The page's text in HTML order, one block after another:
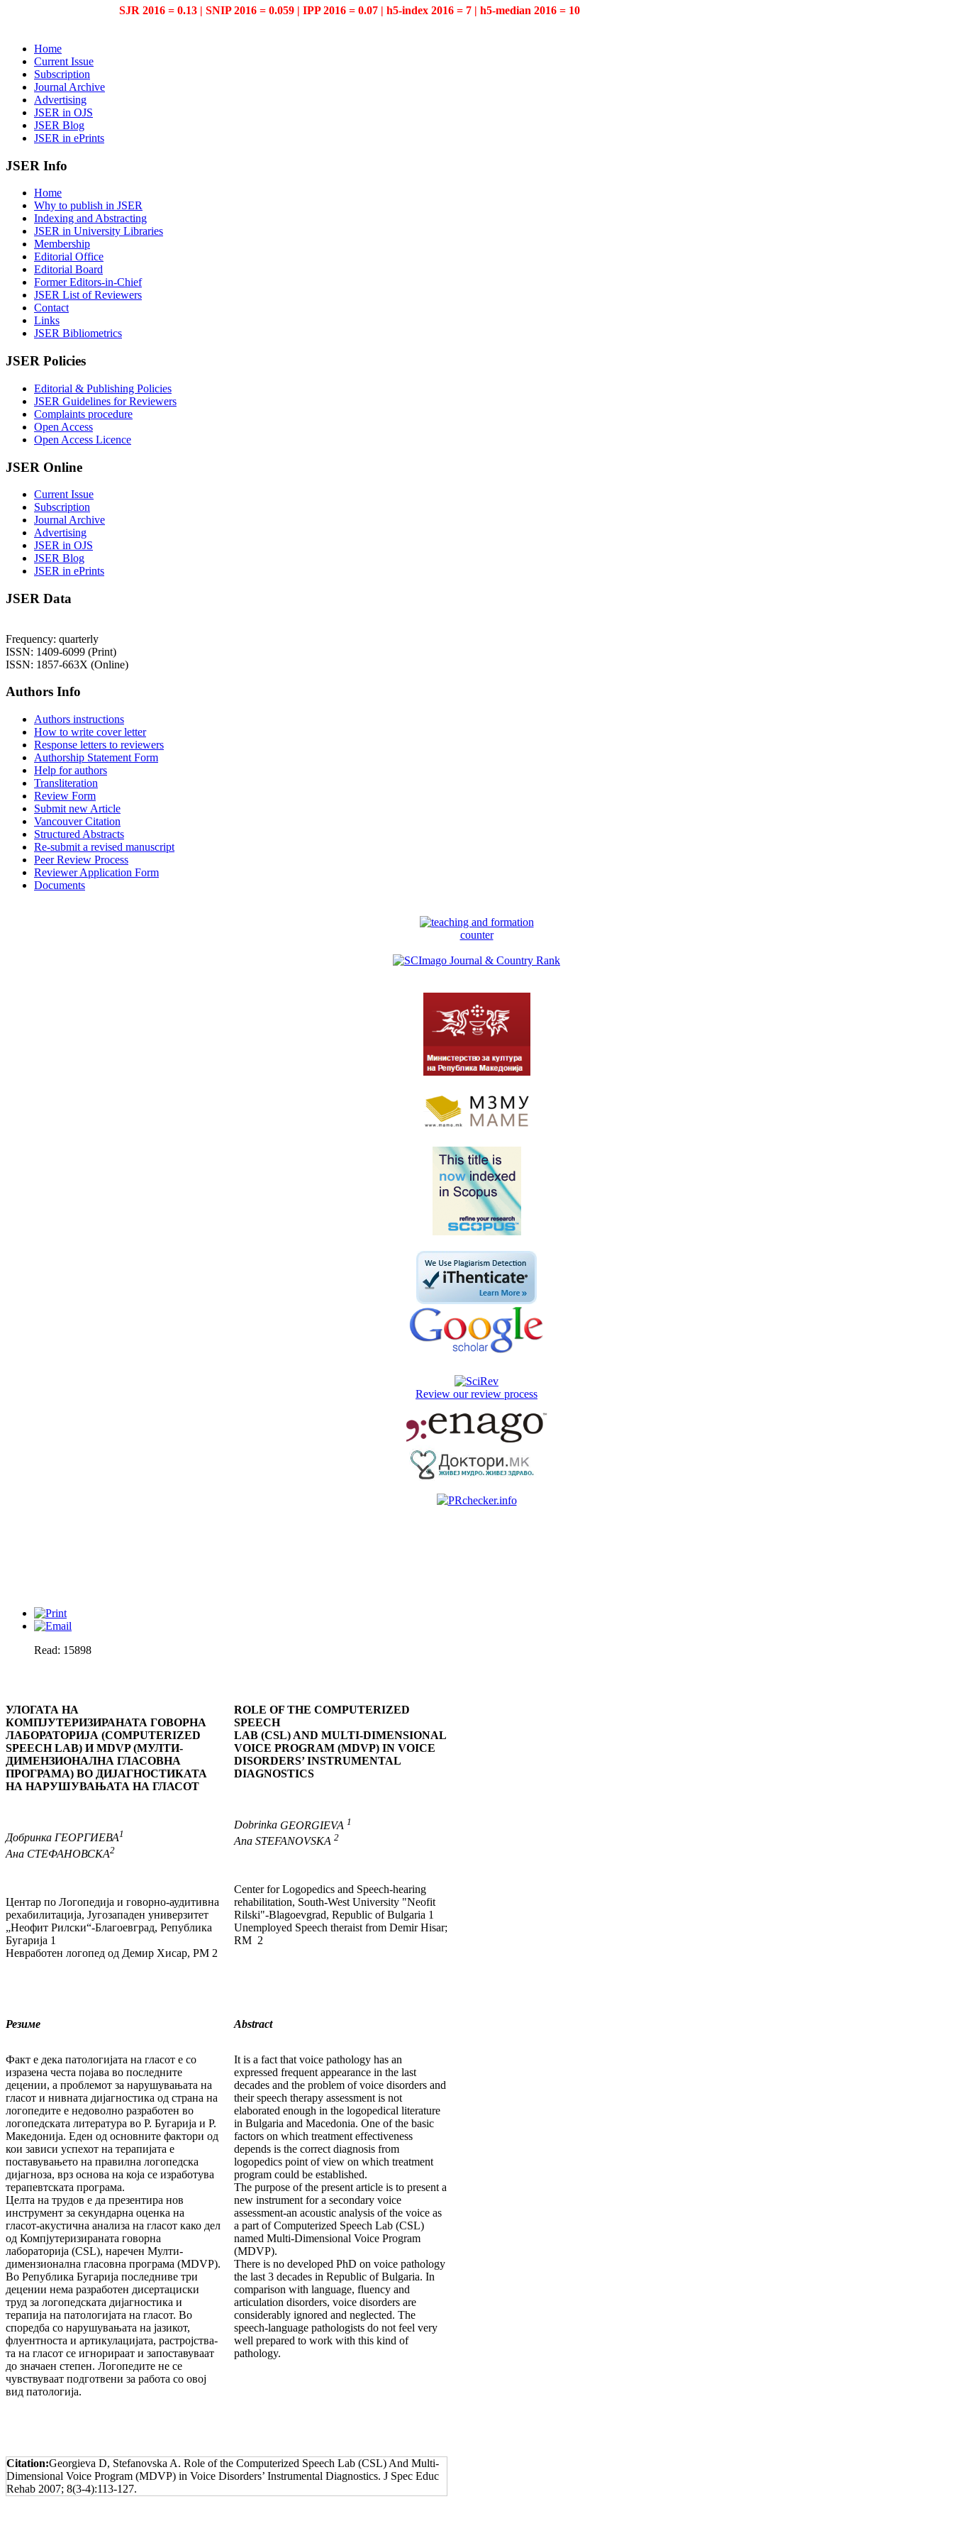
SJR 2016 = 0.13 | SNIP 2016 = 0.059 | IPP 2016 = 0.07 | h5-index 2016 = 7 | h5-median 2016 = 10
Home
Current Issue
Subscription
Journal Archive
Advertising
JSER in OJS
JSER Blog
JSER in ePrints
JSER Info
Home
Why to publish in JSER
Indexing and Abstracting
JSER in University Libraries
Membership
Editorial Office
Editorial Board
Former Editors-in-Chief
JSER List of Reviewers
Contact
Links
JSER Bibliometrics
JSER Policies
Editorial & Publishing Policies
JSER Guidelines for Reviewers
Complaints procedure
Open Access
Open Access Licence
JSER Online
Current Issue
Subscription
Journal Archive
Advertising
JSER in OJS
JSER Blog
JSER in ePrints
JSER Data
Frequency: quarterly
ISSN: 1409-6099 (Print)
ISSN: 1857-663X (Online)
Authors Info
Authors instructions
How to write cover letter
Response letters to reviewers
Authorship Statement Form
Help for authors
Transliteration
Review Form
Submit new Article
Vancouver Citation
Structured Abstracts
Re-submit a revised manuscript
Peer Review Process
Reviewer Application Form
Documents
counter
Review our review process
Read: 15898
УЛОГАТА НА
КОМПЈУТЕРИЗИРАНАТА ГОВОРНА
ЛАБОРАТОРИЈА (COMPUTERIZED
SPEECH LAB) И MDVP (МУЛТИ-
ДИМЕНЗИОНАЛНА ГЛАСОВНА
ПРОГРАМА) ВО ДИЈАГНОСТИКАТА
НА НАРУШУВАЊАТА НА ГЛАСОТ
Добринка ГЕОРГИЕВА1
Ана СТЕФАНОВСКА2
Центар по Логопедија и говорно-аудитивна
рехабилитација, Југозападен универзитет
„Неофит Рилски“-Благоевград, Република
Бугарија 1
Невработен логопед од Демир Хисар, РМ 2
ROLE OF THE COMPUTERIZED
SPEECH
LAB (CSL) AND MULTI-DIMENSIONAL
VOICE PROGRAM (MDVP) IN VOICE
DISORDERS’ INSTRUMENTAL
DIAGNOSTICS
Dobrinka GEORGIEVA 1
Ana STEFANOVSKA 2
Center for Logopedics and Speech-hearing
reha­bilitation, South-West University "Neofit
Rilski"-Blagoevgrad, Republic of Bulgaria 1
Unemployed Speech theraist from Demir Hisar;
RM 2
Резиме Abstract
Факт е дека патологијата на гласот е со
изра­зе­на честа појава во последните
децении, а про­бле­мот за нарушувањата на
гласот и нивната дијагностика од страна на
логопедите е не­до­вол­но разработен во
логопедската литера­ту­ра во Р. Бугарија и Р.
Македонија. Еден од основ­ни­те фактори од
кои зависи успехот на тера­пи­јата е
поставувањето на правилна лого­пед­ска
дијагноза, врз основа на која се израбо­ту­ва
те­ра­певтската програма.
Целта на трудов е да презентира нов
инстру­мент за секундарна оценка на
гласот-акустична анализа на гласот како дел
од Компју­те­ри­зи­ра­на­та говорна
лабораторија (CSL), наречен Мул­­­ти-
димензионална гласовна програма (MDVP).
Во Република Бугарија последниве три
децении нема разработен дисертациски
труд за лого­пед­ската дијагностика и
терапија на патологијата на гласот. Во
споредба со нарушувањата на ја­зи­кот,
флуентноста и артикулацијата, растрој­ства­
та на гласот се игнорираат и запоставуваат
до значаен степен. Логопедите не се
чувству­ва­ат подготвени за работа со овој
вид патологија.
It is a fact that voice pathology has an
expressed frequent appearance in the last
decades and the problem of voice disorders and
their speech ther­apy assessment is not
elaborated enough in the logopedical literature
in Bulgaria and Macedonia. One of the basic
factors on which treatment effec­tiveness
depends is the correct diagnosis from
logopedics point of view on which treatment
pro­gram could be established.
The purpose of the present article is to present a
new instrument for a secondary voice
assessment-an acoustic analysis of the voice as
a part of Com­puterized Speech Lab (CSL)
named Multi-Dimen­sional Voice Program
(MDVP).
There is no developed PhD on voice pathology
the last 3 decades in Republic of Bulgaria. In
compari­son with language, fluency and
articulation disor­ders, voice disorders are
considerably ignored and neglected. The
speech-language pathologists do not feel very
well prepared to work with this kind of
pathology.
Citation:Georgieva D, Stefanovska A. Role of the Computerized Speech Lab (CSL) And Multi-
Dimensional Voice Program (MDVP) in Voice Disorders’ Instrumental Diagnostics. J Spec Educ
Rehab 2007; 8(3-4):113-127.